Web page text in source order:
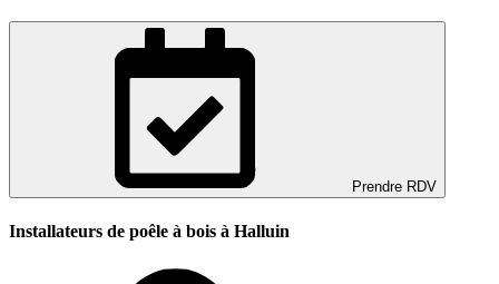
Prendre RDV
Installateurs de poêle à bois à Halluin